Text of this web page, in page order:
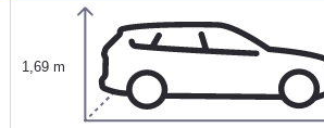
1,69 m